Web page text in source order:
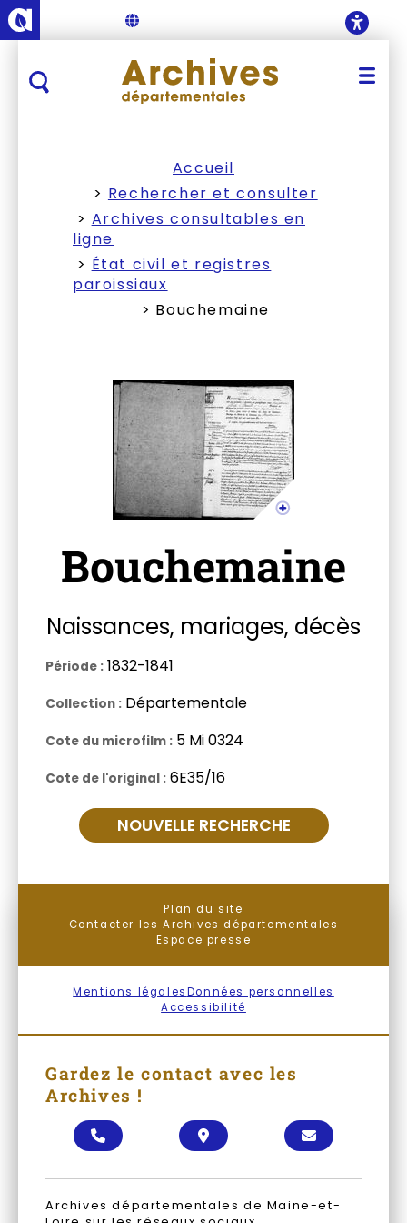
Anjou - Département de Maine-et-Loire
Accueil des Archives
Accueil
Rechercher et consulter
Archives consultables en
ligne
État civil et registres
paroissiaux
Bouchemaine
Bouchemaine
Naissances, mariages, décès
Période 1832-1841
Collection Départementale
Cote du microfilm 5 Mi 0324
Cote de l'original 6E35/16
NOUVELLE RECHERCHE
Plan du site
Contacter les Archives départementales
Espace presse
Mentions légalesDonnées personnelles
Accessibilité
Gardez le contact avec les
Archives !
Appeler les Archives départementales
Localiser les ArchivesContacter les
Archives départementales de Maine-et-